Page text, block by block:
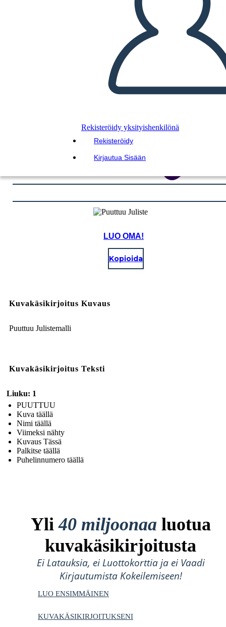
Rekisteröidy yksityishenkilönä
Rekisteröidy
Kirjautua Sisään
LUO OMA!
Kopioida
Kuvakäsikirjoitus Kuvaus
Puuttuu Julistemalli
Kuvakäsikirjoitus Teksti
Liuku: 1
PUUTTUU
Kuva täällä
Nimi täällä
Viimeksi nähty
Kuvaus Tässä
Palkitse täällä
Puhelinnumero täällä
Yli40 miljoonaa luotua
kuvakäsikirjoitusta
Ei Latauksia, ei Luottokorttia ja ei Vaadi
Kirjautumista Kokeilemiseen!
LUO ENSIMMÄINEN
KUVAKÄSIKIRJOITUKSENI